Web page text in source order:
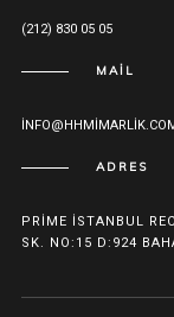
(212) 830 05 05
MAIL
ADRES
PRIME İSTANBUL
SK. NO:15 D:924